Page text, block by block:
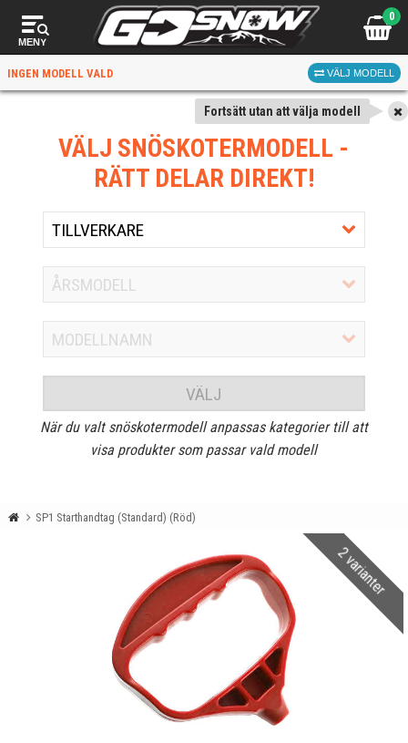
MENY
0
INGEN MODELL VALD VÄLJ MODELL
Fortsätt utan att välja modell
VÄLJ SNÖSKOTERMODELL -
RÄTT DELAR DIREKT!
VÄLJ
När du valt snöskotermodell anpassas kategorier till att
visa produkter som passar vald modell
SP1 Starthandtag (Standard) (Röd)
2 varianter